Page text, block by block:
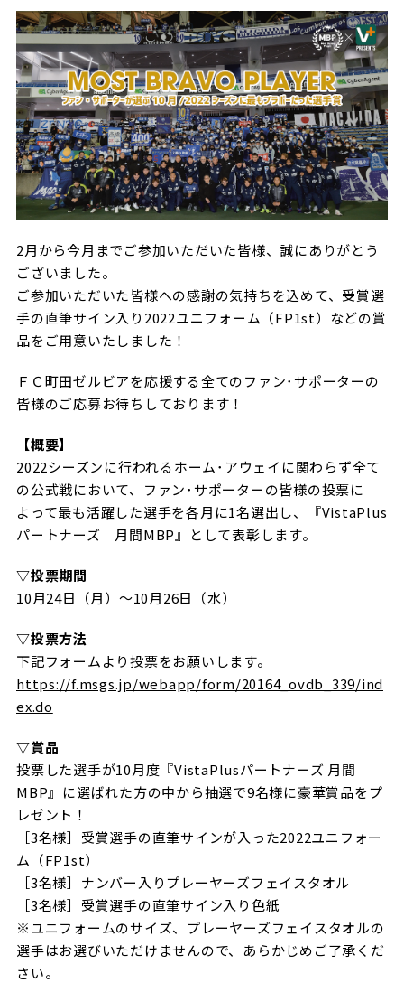
ビジターサポーターの皆様へ
車イスでの観戦
試合運営管理規程
三輪緑山ベースを利用
三輪緑山ベースご利用案内
ゼル塾
ＦＣ町田ゼルビアスポーツクラブ
ＦＣ町田ゼルビアアカデミー
ゼルビアフットサルパーク
お問い合わせ利用規約肖像権・ロゴについてプライバシ
2月から今月までご参加いただいた皆様、誠にありがとう
ございました。
ご参加いただいた皆様への感謝の気持ちを込めて、受賞選
手の直筆サイン入り2022ユニフォーム（FP1st）などの賞
品をご用意いたしました！
ＦＣ町田ゼルビアを応援する全てのファン･サポーターの
皆様のご応募お待ちしております！
【概要】
2022シーズンに行われるホーム･アウェイに関わらず全て
の公式戦において、ファン･サポーターの皆様の投票に
よって最も活躍した選手を各月に1名選出し、『VistaPlus
パートナーズ 月間MBP』として表彰します。
▽投票期間
10月24日（月）〜10月26日（水）
▽投票方法
下記フォームより投票をお願いします。
https://f.msgs.jp/webapp/form/20164_ovdb_339/ind
ex.do
▽賞品
投票した選手が10月度『VistaPlusパートナーズ 月間
MBP』に選ばれた方の中から抽選で9名様に豪華賞品をプ
レゼント！
［3名様］受賞選手の直筆サインが入った2022ユニフォー
ム（FP1st）
［3名様］ナンバー入りプレーヤーズフェイスタオル
［3名様］受賞選手の直筆サイン入り色紙
※ユニフォームのサイズ、プレーヤーズフェイスタオルの
選手はお選びいただけませんので、あらかじめご了承くだ
さい。